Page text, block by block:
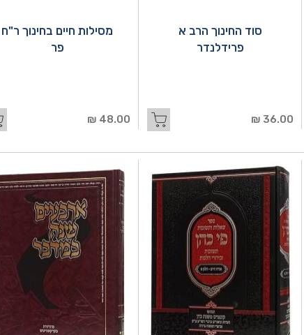
סוד החינוך הרב א
פרידלנדר
36.00 ₪
מסילות חיים בחינוך ר"ח
פר
48.00 ₪